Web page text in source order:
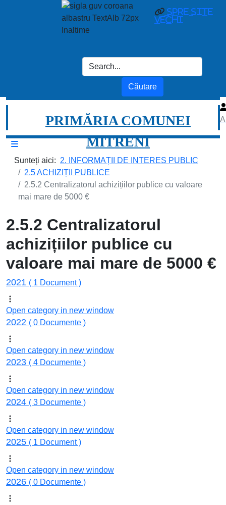
spre site
vechi
PRIMĂRIA COMUNEI
MITRENI
Sunteți aici: 2. INFORMAȚII DE INTERES PUBLIC
2.5 ACHIZIȚII PUBLICE
2.5.2 Centralizatorul achizițiilor publice cu valoare
mai mare de 5000 €
2.5.2 Centralizatorul
achizițiilor publice cu
valoare mai mare de 5000 €
2021 ( 1 Document )
Open category in new window
2022 ( 0 Documente )
Open category in new window
2023 ( 4 Documente )
Open category in new window
2024 ( 3 Documente )
Open category in new window
2025 ( 1 Document )
Open category in new window
2026 ( 0 Documente )